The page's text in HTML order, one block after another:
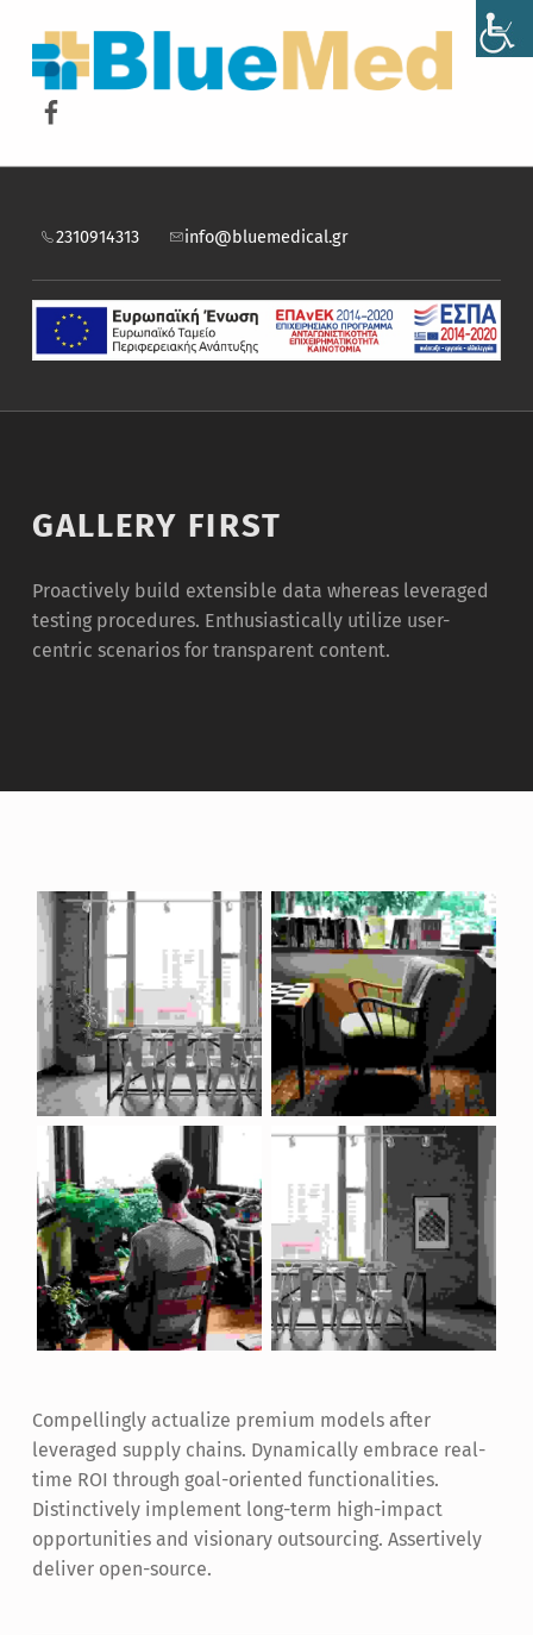
BLUEMED
Facebook
2310914313 info@bluemedical.gr
GALLERY FIRST
Proactively build extensible data whereas leveraged
testing procedures. Enthusiastically utilize user-
centric scenarios for transparent content.
Compellingly actualize premium models after
leveraged supply chains. Dynamically embrace real-
time ROI through goal-oriented functionalities.
Distinctively implement long-term high-impact
opportunities and visionary outsourcing. Assertively
deliver open-source.